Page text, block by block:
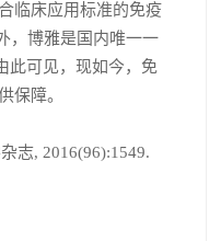
临床应用标准的免疫
，博雅是国内唯一一
此可见，现如今，免
保障。
志, 2016(96):1549.